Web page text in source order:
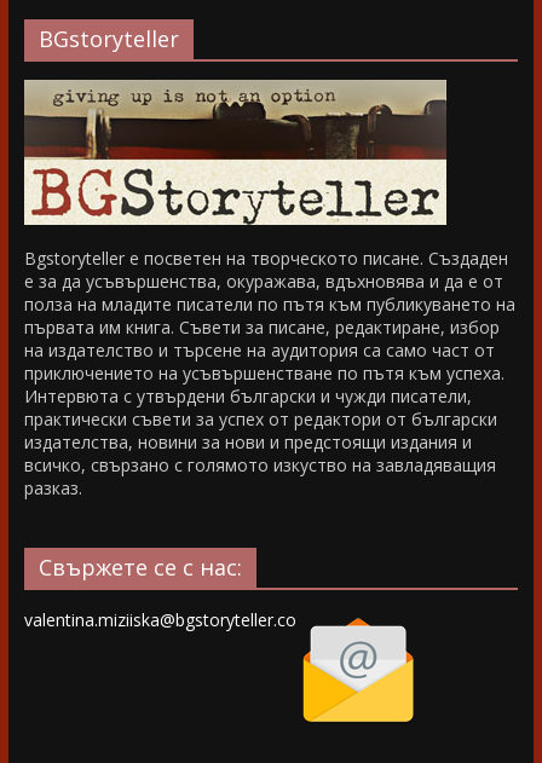
BGstoryteller
Bgstoryteller е посветен на творческото писане. Създаден
е за да усъвършенства, окуражава, вдъхновява и да е от
полза на младите писатели по пътя към публикуването на
първата им книга. Съвети за писане, редактиране, избор
на издателство и търсене на аудитория са само част от
приключението на усъвършенстване по пътя към успеха.
Интервюта с утвърдени български и чужди писатели,
практически съвети за успех от редактори от български
издателства, новини за нови и предстоящи издания и
всичко, свързано с голямото изкуство на завладяващия
разказ.
Свържете се с нас:
valentina.miziiska@bgstoryteller.co